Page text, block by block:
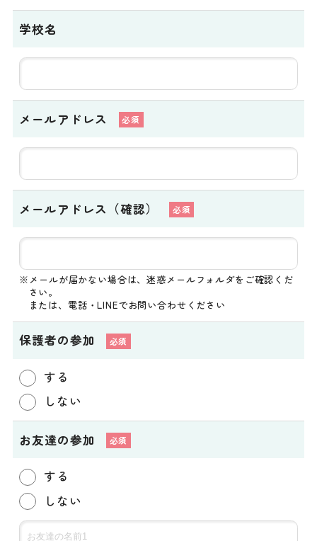
学校名
メールアドレス
メールアドレス（確認）
※メールが届かない場合は、迷惑メールフォルダをご確認くだ
さい。
または、電話・LINEでお問い合わせください
保護者の参加
する
しない
お友達の参加
する
しない